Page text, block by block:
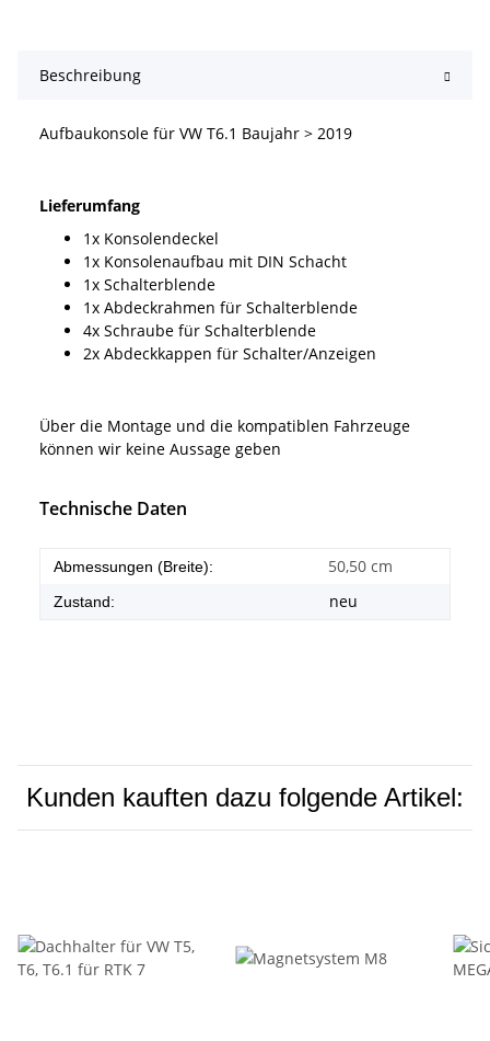
Beschreibung
Aufbaukonsole für VW T6.1 Baujahr > 2019
Lieferumfang
1x Konsolendeckel
1x Konsolenaufbau mit DIN Schacht
1x Schalterblende
1x Abdeckrahmen für Schalterblende
4x Schraube für Schalterblende
2x Abdeckkappen für Schalter/Anzeigen
Über die Montage und die kompatiblen Fahrzeuge
können wir keine Aussage geben
Technische Daten
Abmessungen (Breite): 50,50 cm
Zustand: neu
Kunden kauften dazu folgende Artikel: